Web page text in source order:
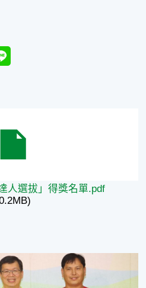
人選拔」得獎名單.pdf